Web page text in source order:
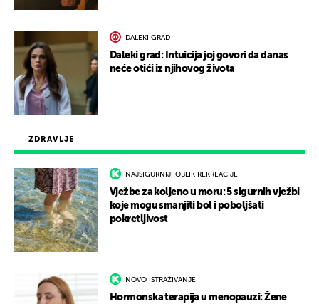
ZDRAVLJE
NAJSIGURNIJI OBLIK REKREACIJE
Vježbe za koljeno u moru: 5 sigurnih vježbi
koje mogu smanjiti bol i poboljšati
pokretljivost
NOVO ISTRAŽIVANJE
Hormonska terapija u menopauzi: Žene
DALEKI GRAD
Daleki grad: Intuicija joj govori da danas
neće otići iz njihovog života